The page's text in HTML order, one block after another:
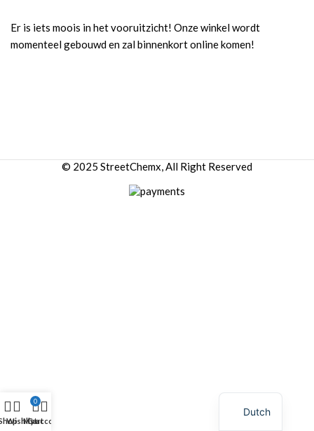
Er is iets moois in het vooruitzicht! Onze winkel wordt
momenteel gebouwd en zal binnenkort online komen!
© 2025 StreetChemx, All Right Reserved
Wishlist
0
Cart
My account
Dutch